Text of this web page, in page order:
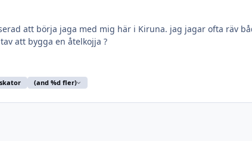
att börja jaga med mig här i Kiruna. jag jagar ofta räv
att bygga en åtelkojja ?
skator (and %d fler)